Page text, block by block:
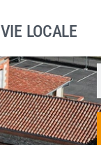
VIE LOCALE